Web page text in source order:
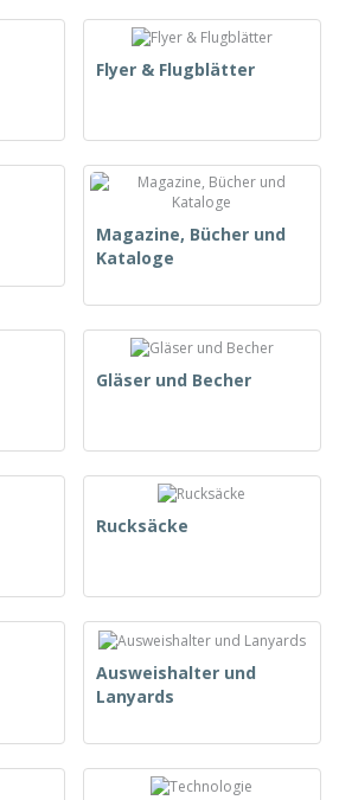
Flyer & Flugblätter
Magazine, Bücher und
Kataloge
Gläser und Becher
Rucksäcke
Ausweishalter und
Lanyards